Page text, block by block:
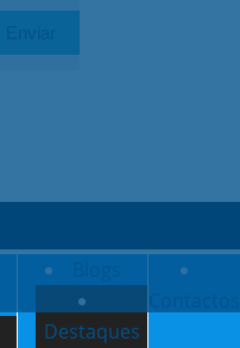
Destaques